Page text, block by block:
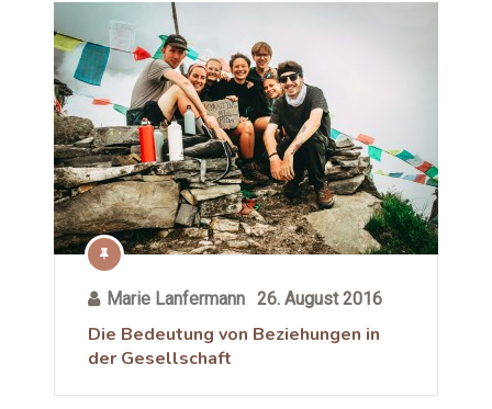
Marie Lanfermann 26. August 2016
Die Bedeutung von Beziehungen in
der Gesellschaft